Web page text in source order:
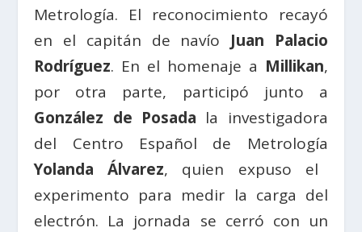
Metrología. El reconocimiento recayó
en el capitán de navío Juan Palacio
Rodríguez. En el homenaje a Millikan,
por otra parte, participó junto a
González de Posada la investigadora
del Centro Español de Metrología
Yolanda Álvarez, quien expuso el
experimento para medir la carga del
electrón. La jornada se cerró con un